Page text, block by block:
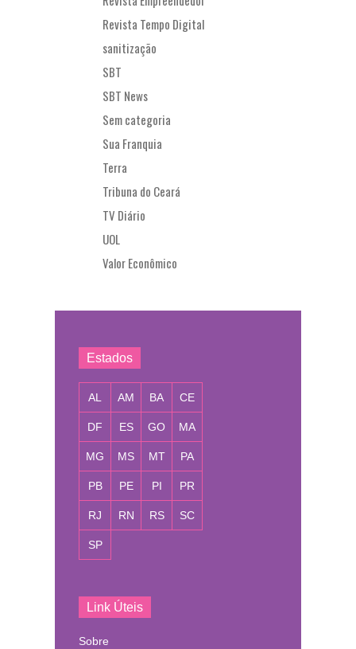
Revista Tempo Digital
sanitização
SBT
SBT News
Sem categoria
Sua Franquia
Terra
Tribuna do Ceará
TV Diário
UOL
Valor Econômico
Estados
AL AM BA CE
DF ES GO MA
MG MS MT PA
PB PE PI PR
RJ RN RS SC
SP
Link Úteis
Sobre